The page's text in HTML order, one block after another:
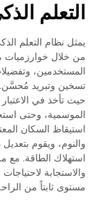
التعلم
يمثل نظام التعلم
من خلال خوارزميات
المستخدمين،
تسخين وتبريد مُحسَّن.
حيث تأخذ في
الموسمية، وحتى
استيقاظ السكان
والنوم، ويقوم
استهلاك الطاقة. مع
والاستجابة
مستوى ثابتاً من